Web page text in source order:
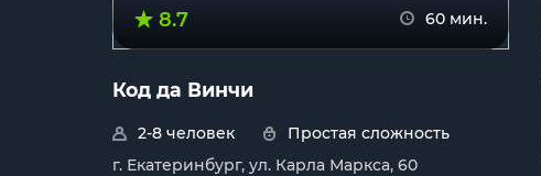
8.7 60 мин.
Код да Винчи
2-8 человек
Простая сложность
г. Екатеринбург, ул. Карла Маркса, 60